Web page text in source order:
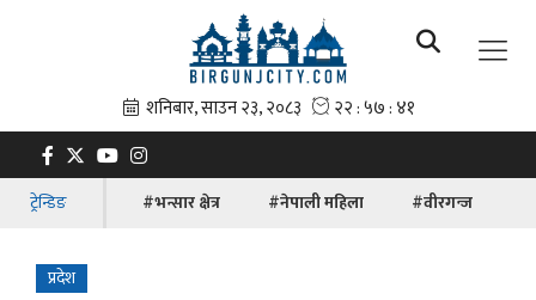
ट्रेन्डिङ #भन्सार क्षेत्र #नेपाली महिला #वीरगन्ज
प्रदेश